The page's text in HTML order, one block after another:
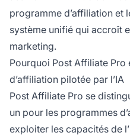
programme d’affiliation et
système unifié qui accroît
marketing.
Pourquoi Post Affiliate Pro
d’affiliation pilotée par l’IA
Post Affiliate Pro se
un pour les programmes
exploiter les capacités de